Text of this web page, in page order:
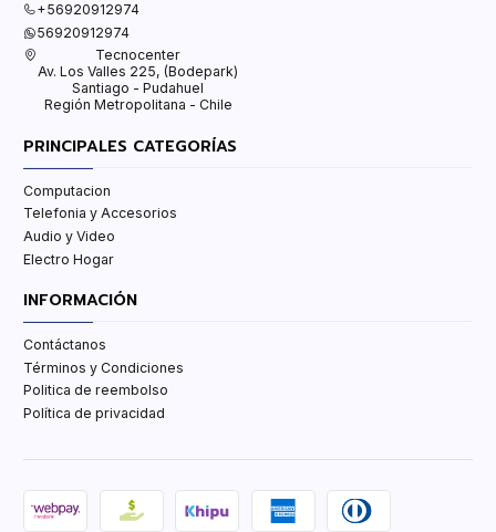
+56920912974
56920912974
Tecnocenter
Av. Los Valles 225, (Bodepark)
Santiago - Pudahuel
Región Metropolitana - Chile
PRINCIPALES CATEGORÍAS
Computacion
Telefonia y Accesorios
Audio y Video
Electro Hogar
INFORMACIÓN
Contáctanos
Términos y Condiciones
Politica de reembolso
Política de privacidad